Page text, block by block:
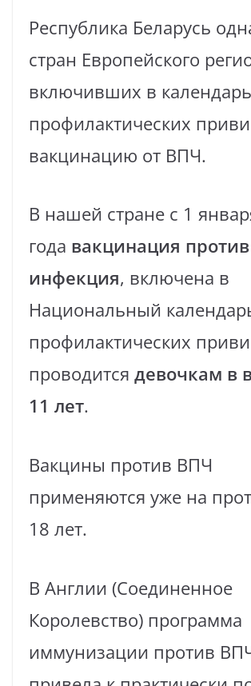
Республика Беларусь
стран Европейского
включивших в календарь
профилактических
вакцинацию от ВПЧ.
В нашей стране с 1
года вакцинация против
инфекция, включена в
Национальный
профилактических
проводится девочкам в
11 лет.
Вакцины против ВПЧ
применяются уже на
18 лет.
В Англии (Соединенное
Королевство) программа
иммунизации против